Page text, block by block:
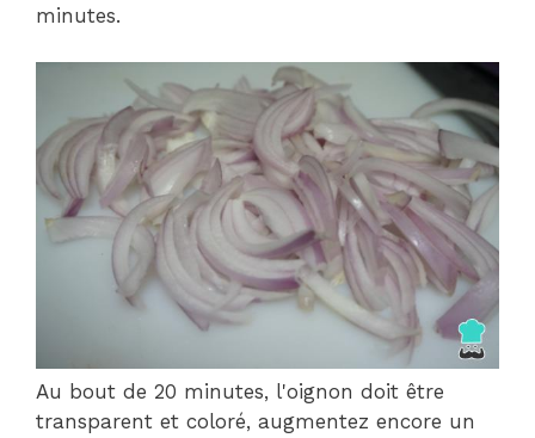
minutes.
Au bout de 20 minutes, l'oignon doit être
transparent et coloré, augmentez encore un